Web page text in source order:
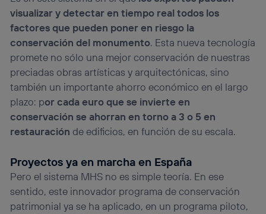
visualizar y detectar en tiempo real todos los
factores que pueden poner en riesgo la
conservación del monumento. Esta nueva tecnología
promete no sólo una mejor conservación de nuestras
preciadas obras artísticas y arquitectónicas, sino
también un importante ahorro económico en el largo
plazo: por cada euro que se invierte en
conservación se ahorran en torno a 3 o 5 en
restauración de edificios, en función de su escala.
Proyectos ya en marcha en España
Pero el sistema MHS no es simple teoría. En ese
sentido, este innovador programa de conservación
patrimonial ya se ha aplicado, en un programa piloto,